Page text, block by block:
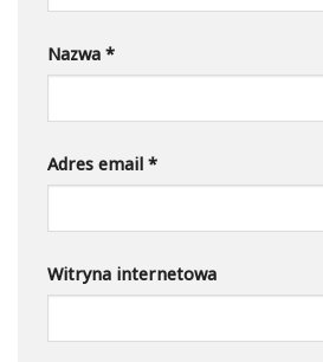
Nazwa *
Adres email *
Witryna internetowa